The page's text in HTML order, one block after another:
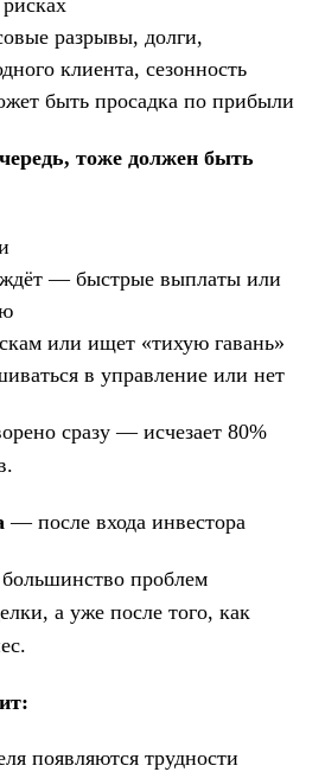
разрывы, долги,
клиента, сезонность
быть просадка по прибыли
тоже должен быть
ждёт — быстрые выплаты или
или ищет «тихую гавань»
в управление или нет
сразу — исчезает 80%
— после входа инвестора
проблем
а уже после того, как
появляются трудности